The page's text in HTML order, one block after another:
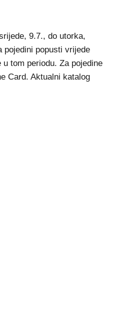
9.7., do utorka,
pojedini popusti vrijede
tom periodu. Za pojedine
Card. Aktualni katalog